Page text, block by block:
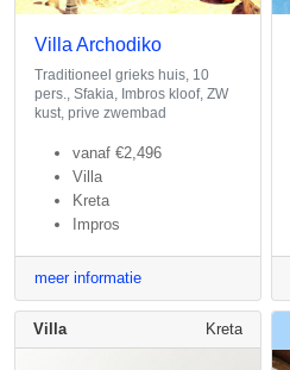
Villa Archodiko
Traditioneel grieks huis, 10
pers., Sfakia, Imbros kloof, ZW
kust, prive zwembad
vanaf €2,496
Villa
Kreta
Impros
meer informatie
Villa Kreta